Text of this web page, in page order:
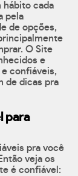
hábito cada
pela
de opções,
O Site
e
confiáveis,
de dicas pra
para
pra você
veja os
é confiável: